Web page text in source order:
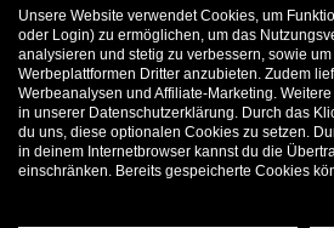
Unsere Website verwendet Cookies, um
oder Login) zu ermöglichen, um das
analysieren und stetig zu verbessern, sowie
Werbeplattformen Dritter anzubieten. Zudem
Werbeanalysen und Affiliate-Marketing.
in unserer Datenschutzerklärung. Durch das
du uns, diese optionalen Cookies zu setzen.
in deinem Internetbrowser kannst du die
einschränken. Bereits gespeicherte Cookies